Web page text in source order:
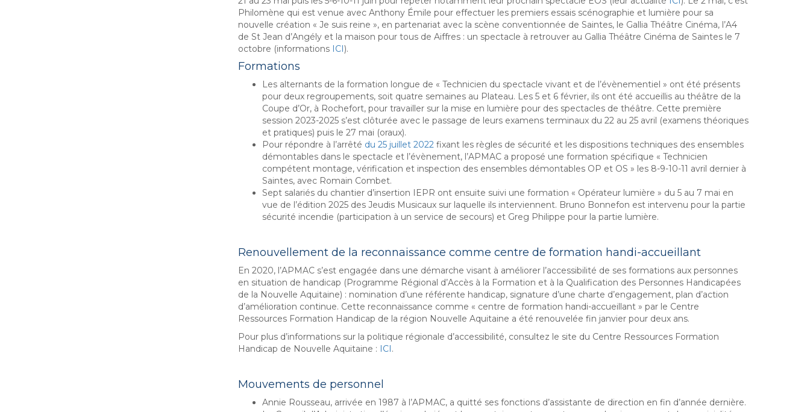
Philomène qui est venue avec Anthony Émile pour effectuer les premiers essais scénographie et lumière pour sa
nouvelle création « Je suis reine », en partenariat avec la scène conventionnée de Saintes, le Gallia Théâtre Cinéma, l’A4
de St Jean d’Angély et la maison pour tous de Aiffres : un spectacle à retrouver au Gallia Théâtre Cinéma de Saintes le 7
octobre (informations ICI).
Formations
Les alternants de la formation longue de « Technicien du spectacle vivant et de l’évènementiel » ont été présents
pour deux regroupements, soit quatre semaines au Plateau. Les 5 et 6 février, ils ont été accueillis au théâtre de la
Coupe d’Or, à Rochefort, pour travailler sur la mise en lumière pour des spectacles de théâtre. Cette première
session 2023-2025 s’est clôturée avec le passage de leurs examens terminaux du 22 au 25 avril (examens théoriques
et pratiques) puis le 27 mai (oraux).
Pour répondre à l’arrêté du 25 juillet 2022fixant les règles de sécurité et les dispositions techniques des ensembles
démontables dans le spectacle et l’évènement, l’APMAC a proposé une formation spécifique « Technicien
compétent montage, vérification et inspection des ensembles démontables OP et OS » les 8-9-10-11 avril dernier à
Saintes, avec Romain Combet.
Sept salariés du chantier d’insertion IEPR ont ensuite suivi une formation « Opérateur lumière » du 5 au 7 mai en
vue de l’édition 2025 des Jeudis Musicaux sur laquelle ils interviennent. Bruno Bonnefon est intervenu pour la partie
sécurité incendie (participation à un service de secours) et Greg Philippe pour la partie lumière.
Renouvellement de la reconnaissance comme centre de formation handi-accueillant
En 2020, l’APMAC s’est engagée dans une démarche visant à améliorer l’accessibilité de ses formations aux personnes
en situation de handicap (Programme Régional d’Accès à la Formation et à la Qualification des Personnes Handicapées
de la Nouvelle Aquitaine) : nomination d’une référente handicap, signature d’une charte d’engagement, plan d’action
d’amélioration continue. Cette reconnaissance comme « centre de formation handi-accueillant » par le Centre
Ressources Formation Handicap de la région Nouvelle Aquitaine a été renouvelée fin janvier pour deux ans.
Pour plus d’informations sur la politique régionale d’accessibilité, consultez le site du Centre Ressources Formation
Handicap de Nouvelle Aquitaine : ICI.
Mouvements de personnel
Annie Rousseau, arrivée en 1987 à l’APMAC, a quitté ses fonctions d’assistante de direction en fin d’année dernière.